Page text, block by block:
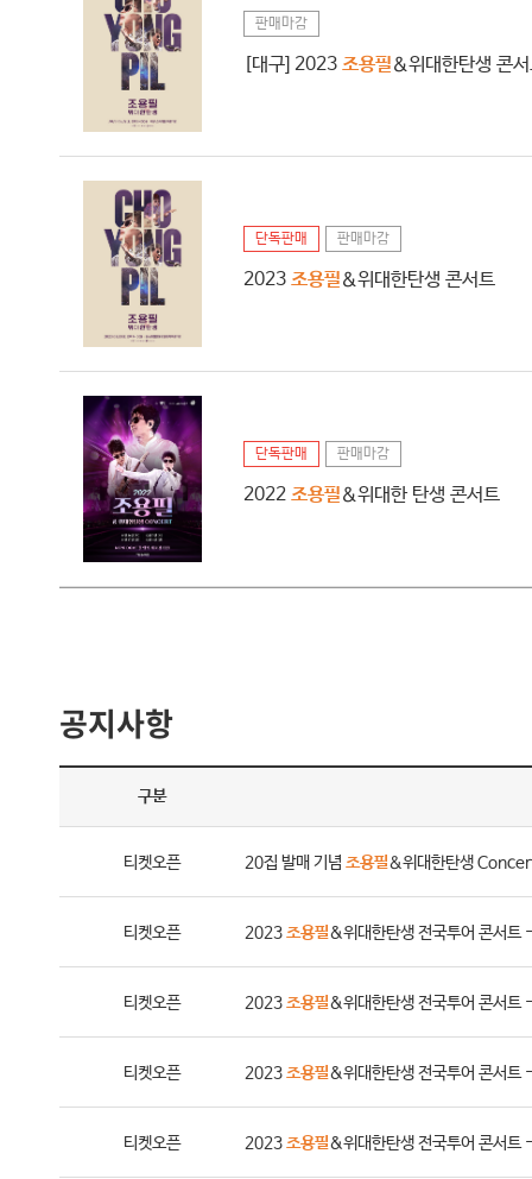
판매마감
[대구] 2023 조용필＆위대한탄생 콘
단독판매 판매마감
2023 조용필＆위대한탄생 콘서트
단독판매 판매마감
2022 조용필＆위대한 탄생 콘서트
공지사항
구분
티켓오픈 20집 발매 기념 조용필＆위대한탄생
티켓오픈 2023조용필&위대한탄생 전국투어 콘서트
티켓오픈 2023조용필&위대한탄생 전국투어 콘서트
티켓오픈 2023조용필&위대한탄생 전국투어 콘서트
티켓오픈 2023조용필&위대한탄생 전국투어 콘서트